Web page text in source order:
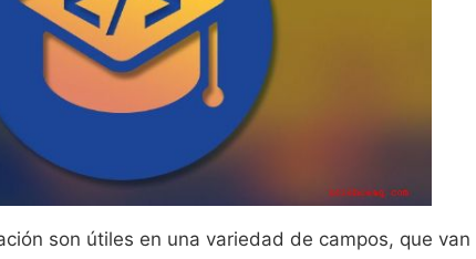
son útiles en una variedad de campos, que van